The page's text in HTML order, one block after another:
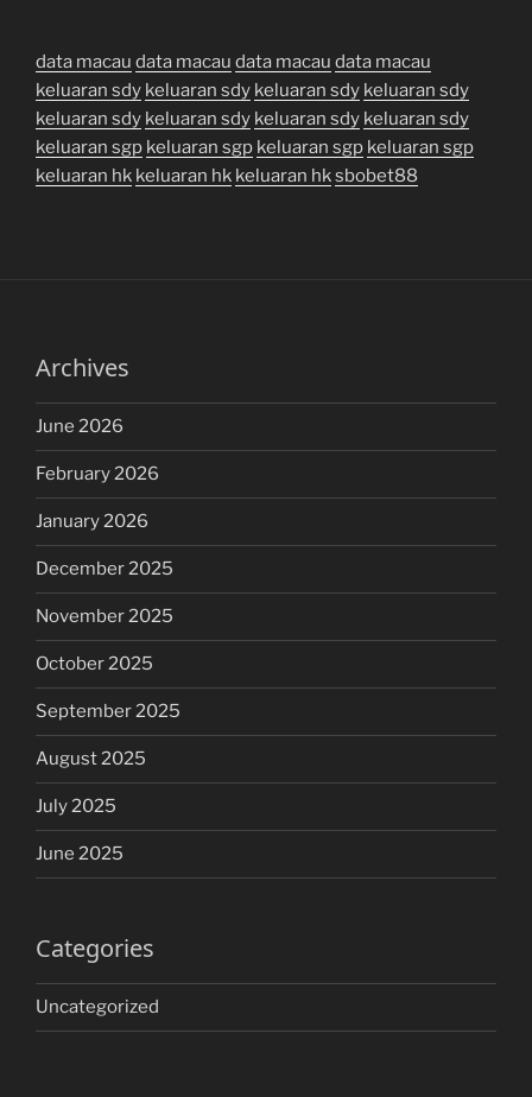
data macau data macau data macau data macau
keluaran sdy keluaran sdy keluaran sdy keluaran sdy
keluaran sdy keluaran sdy keluaran sdy keluaran sdy
keluaran sgp keluaran sgp keluaran sgp keluaran sgp
keluaran hk keluaran hk keluaran hksbobet88
Archives
June 2026
February 2026
January 2026
December 2025
November 2025
October 2025
September 2025
August 2025
July 2025
June 2025
Categories
Uncategorized